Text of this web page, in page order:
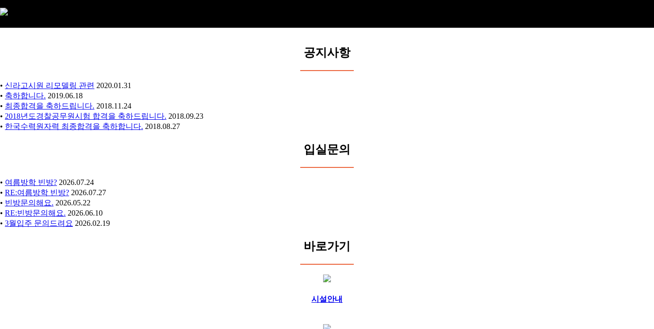
공지사항
• 신라고시원 리모델링 관련 2020.01.31
• 축하합니다. 2019.06.18
• 최종합격을 축하드립니다. 2018.11.24
• 2018년도경찰공무원시험 합격을 축하드립니다. 2018.09.23
• 한국수력원자력 최종합격을 축하합니다. 2018.08.27
입실문의
• 여름방학 빈방? 2026.07.24
• RE:여름방학 빈방? 2026.07.27
• 빈방문의해요. 2026.05.22
• RE:빈방문의해요. 2026.06.10
• 3월입주 문의드려요 2026.02.19
바로가기
시설안내